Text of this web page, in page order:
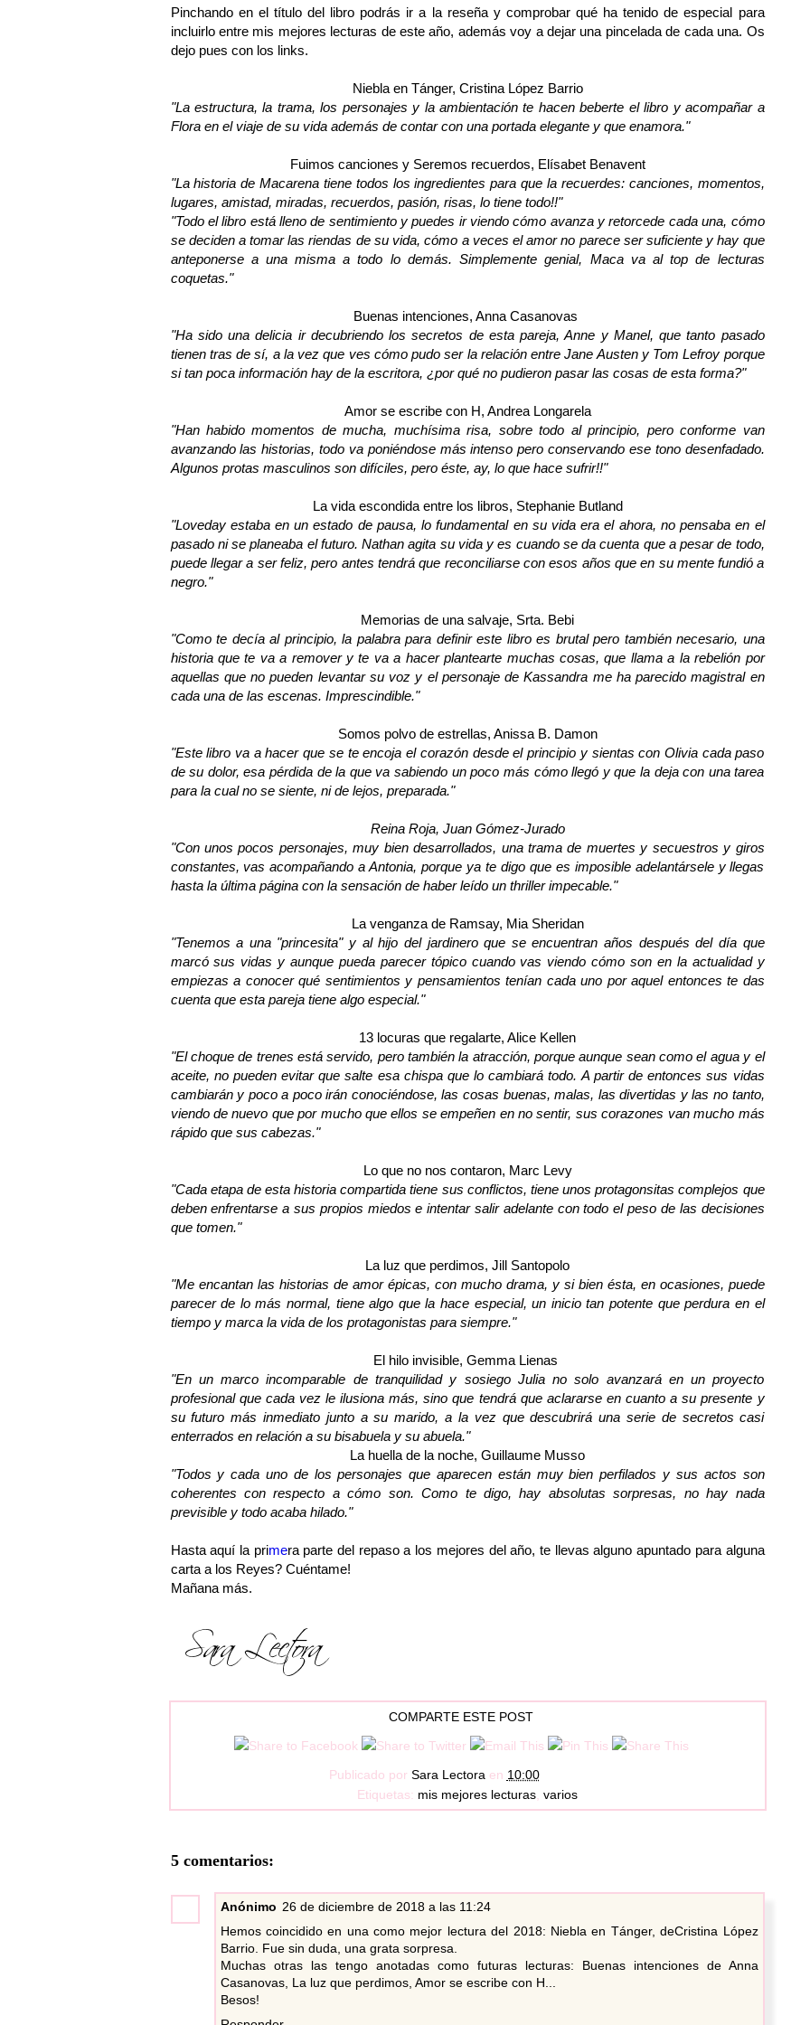
Pinchando en el título del libro podrás ir a la reseña y comprobar qué ha tenido de especial para
incluirlo entre mis mejores lecturas de este año, además voy a dejar una pincelada de cada una. Os
dejo pues con los links.
Niebla en Tánger, Cristina López Barrio
"La estructura, la trama, los personajes y la ambientación te hacen beberte el libro y acompañar a
Flora en el viaje de su vida además de contar con una portada elegante y que enamora."
Fuimos canciones y Seremos recuerdos, Elísabet Benavent
"La historia de Macarena tiene todos los ingredientes para que la recuerdes: canciones, momentos,
lugares, amistad, miradas, recuerdos, pasión, risas, lo tiene todo!!"
"Todo el libro está lleno de sentimiento y puedes ir viendo cómo avanza y retorcede cada una, cómo
se deciden a tomar las riendas de su vida, cómo a veces el amor no parece ser suficiente y hay que
anteponerse a una misma a todo lo demás. Simplemente genial, Maca va al top de lecturas
coquetas."
Buenas intenciones, Anna Casanovas
"Ha sido una delicia ir decubriendo los secretos de esta pareja, Anne y Manel, que tanto pasado
tienen tras de sí, a la vez que ves cómo pudo ser la relación entre Jane Austen y Tom Lefroy porque
si tan poca información hay de la escritora, ¿por qué no pudieron pasar las cosas de esta forma?"
Amor se escribe con H, Andrea Longarela
"Han habido momentos de mucha, muchísima risa, sobre todo al principio, pero conforme van
avanzando las historias, todo va poniéndose más intenso pero conservando ese tono desenfadado.
Algunos protas masculinos son difíciles, pero éste, ay, lo que hace sufrir!!"
La vida escondida entre los libros, Stephanie Butland
"Loveday estaba en un estado de pausa, lo fundamental en su vida era el ahora, no pensaba en el
pasado ni se planeaba el futuro. Nathan agita su vida y es cuando se da cuenta que a pesar de todo,
puede llegar a ser feliz, pero antes tendrá que reconciliarse con esos años que en su mente fundió a
negro."
Memorias de una salvaje, Srta. Bebi
"Como te decía al principio, la palabra para definir este libro es brutal pero también necesario, una
historia que te va a remover y te va a hacer plantearte muchas cosas, que llama a la rebelión por
aquellas que no pueden levantar su voz y el personaje de Kassandra me ha parecido magistral en
cada una de las escenas. Imprescindible."
Somos polvo de estrellas, Anissa B. Damon
"Este libro va a hacer que se te encoja el corazón desde el principio y sientas con Olivia cada paso
de su dolor, esa pérdida de la que va sabiendo un poco más cómo llegó y que la deja con una tarea
para la cual no se siente, ni de lejos, preparada."
Reina Roja, Juan Gómez-Jurado
"Con unos pocos personajes, muy bien desarrollados, una trama de muertes y secuestros y giros
constantes, vas acompañando a Antonia, porque ya te digo que es imposible adelantársele y llegas
hasta la última página con la sensación de haber leído un thriller impecable."
La venganza de Ramsay, Mia Sheridan
"Tenemos a una "princesita" y al hijo del jardinero que se encuentran años después del día que
marcó sus vidas y aunque pueda parecer tópico cuando vas viendo cómo son en la actualidad y
empiezas a conocer qué sentimientos y pensamientos tenían cada uno por aquel entonces te das
cuenta que esta pareja tiene algo especial."
13 locuras que regalarte, Alice Kellen
"El choque de trenes está servido, pero también la atracción, porque aunque sean como el agua y el
aceite, no pueden evitar que salte esa chispa que lo cambiará todo. A partir de entonces sus vidas
cambiarán y poco a poco irán conociéndose, las cosas buenas, malas, las divertidas y las no tanto,
viendo de nuevo que por mucho que ellos se empeñen en no sentir, sus corazones van mucho más
rápido que sus cabezas."
Lo que no nos contaron, Marc Levy
"Cada etapa de esta historia compartida tiene sus conflictos, tiene unos protagonsitas complejos que
deben enfrentarse a sus propios miedos e intentar salir adelante con todo el peso de las decisiones
que tomen."
La luz que perdimos, Jill Santopolo
"Me encantan las historias de amor épicas, con mucho drama, y si bien ésta, en ocasiones, puede
parecer de lo más normal, tiene algo que la hace especial, un inicio tan potente que perdura en el
tiempo y marca la vida de los protagonistas para siempre."
El hilo invisible, Gemma Lienas
"En un marco incomparable de tranquilidad y sosiego Julia no solo avanzará en un proyecto
profesional que cada vez le ilusiona más, sino que tendrá que aclararse en cuanto a su presente y
su futuro más inmediato junto a su marido, a la vez que descubrirá una serie de secretos casi
enterrados en relación a su bisabuela y su abuela."
La huella de la noche, Guillaume Musso
"Todos y cada uno de los personajes que aparecen están muy bien perfilados y sus actos son
coherentes con respecto a cómo son. Como te digo, hay absolutas sorpresas, no hay nada
previsible y todo acaba hilado."
Hasta aquí la primera parte del repaso a los mejores del año, te llevas alguno apuntado para alguna
carta a los Reyes? Cuéntame!
Mañana más.
COMPARTE ESTE POST
Publicado por Sara Lectora en 10:00
Etiquetas: mis mejores lecturas varios
5 comentarios:
Anónimo 26 de diciembre de 2018 a las 11:24
Hemos coincidido en una como mejor lectura del 2018: Niebla en Tánger, deCristina López
Barrio. Fue sin duda, una grata sorpresa.
Muchas otras las tengo anotadas como futuras lecturas: Buenas intenciones de Anna
Casanovas, La luz que perdimos, Amor se escribe con H...
Besos!